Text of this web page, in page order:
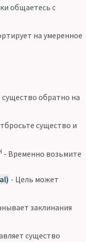
общаетесь с
на умеренное
обратно на
существо и
- Временно возьмите
- Цель может
заклинания
существо